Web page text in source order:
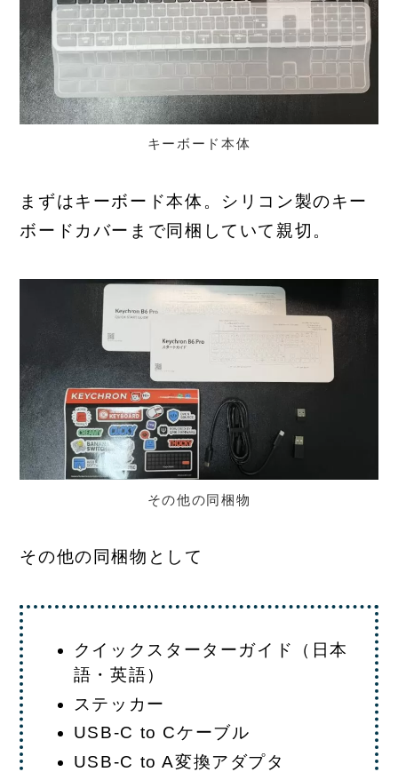
キーボード本体
まずはキーボード本体。シリコン製のキー
ボードカバーまで同梱していて親切。
その他の同梱物
その他の同梱物として
クイックスターターガイド（日本
語・英語）
ステッカー
USB-C to Cケーブル
USB-C to A変換アダプタ